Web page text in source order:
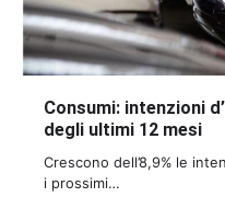
Consumi: intenzioni
degli ultimi 12 mesi
Crescono dell’8,9% le
i prossimi…